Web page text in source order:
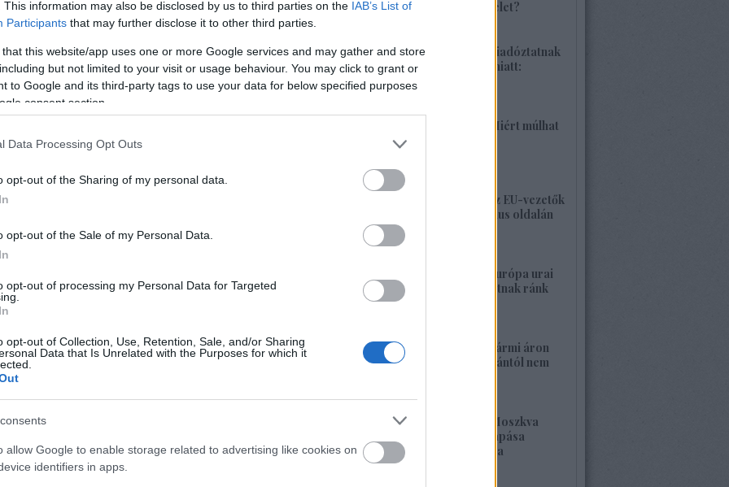
This information may also be disclosed by us to third parties on the IAB’s List of
Participants that may further disclose it to other third parties.
that this website/app uses one or more Google services and may gather and store
but not limited to your visit or usage behaviour. You may click to grant or
to Google and its third-party tags to use your data for below specified purposes
consent section.
Data Processing Opt Outs
opt-out of the Sharing of my personal data.
opt-out of the Sale of my Personal Data.
opt-out of processing my Personal Data for Targeted
opt-out of Collection, Use, Retention, Sale, and/or Sharing
Data that Is Unrelated with the Purposes for which it
allow Google to enable storage related to advertising like cookies on
identifiers in apps.
komment
Össztűz Moszkvára
háború szélére juttatott bnnünket
áron el akarja szigetelni a külvilágtól
híre, hogy dróntámadás érte Moszkvát. A
az előző napon, azaz 29-én hétfőn,…
,NATO,Sztálin,Magyar Honvédség,Karácsony
,Soros-hálózat, Báthory István ,ukrajnai háború,
különleges hadművelet?
1425. BEKIÁLTÁS: Riadóztatnak
az ukrán-fasizmus miatt:
„Európa vigyázz!”
1424. BEKIÁLTÁS: Miért múlhat
ki a Népszava is?
1423. BEKIÁLTÁS: Az EU-vezetők
a banderista-fasizmus oldalán
2026. május 28. 00:23
1422. BEKIÁLTÁS: Európa urai
nagy háborút hozhatnak ránk
2026. május 26. 11:25
1421. BEKIÁLTÁS: Bármi áron
megszabadulni Orbántól nem
1420. BEKIÁLTÁS: Moszkva
nagyerejű válaszcsapása
ukrajnai célpontokra
2026. május 24. 13:48